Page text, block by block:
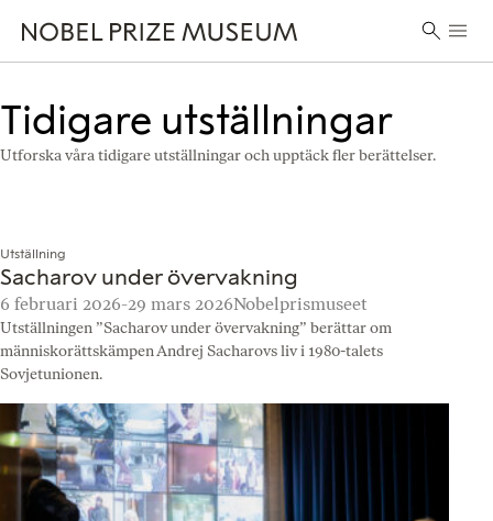
Skip
to
header
Skip
to
main
Skip
to
footer
Sök
Tidigare utställningar
Utforska våra tidigare utställningar och upptäck fler berättelser.
Utställning
Sacharov under övervakning
6 februari 2026-29 mars 2026Nobelprismuseet
Utställningen ”Sacharov under övervakning” berättar om
människorättskämpen Andrej Sacharovs liv i 1980-talets
Sovjetunionen.